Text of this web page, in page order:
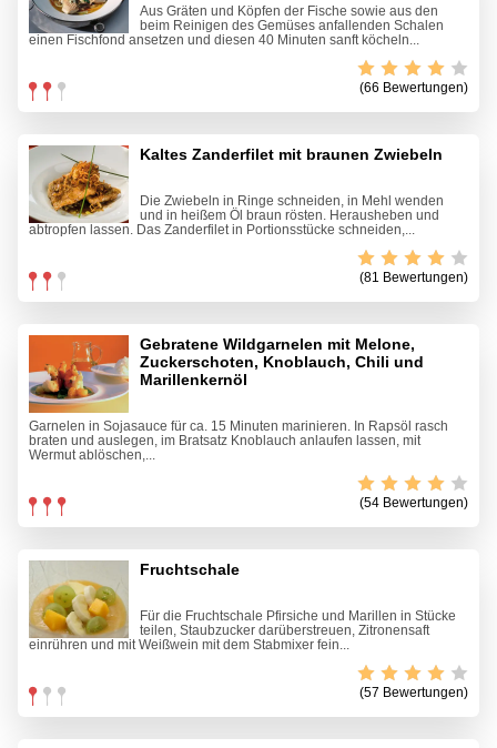
Aus Gräten und Köpfen der Fische sowie aus den
beim Reinigen des Gemüses anfallenden Schalen
einen Fischfond ansetzen und diesen 40 Minuten sanft köcheln...
(66 Bewertungen)
Kaltes Zanderfilet mit braunen Zwiebeln
Die Zwiebeln in Ringe schneiden, in Mehl wenden
und in heißem Öl braun rösten. Herausheben und
abtropfen lassen. Das Zanderfilet in Portionsstücke schneiden,...
(81 Bewertungen)
Gebratene Wildgarnelen mit Melone,
Zuckerschoten, Knoblauch, Chili und
Marillenkernöl
Garnelen in Sojasauce für ca. 15 Minuten marinieren. In Rapsöl rasch
braten und auslegen, im Bratsatz Knoblauch anlaufen lassen, mit
Wermut ablöschen,...
(54 Bewertungen)
Fruchtschale
Für die Fruchtschale Pfirsiche und Marillen in Stücke
teilen, Staubzucker darüberstreuen, Zitronensaft
einrühren und mit Weißwein mit dem Stabmixer fein...
(57 Bewertungen)